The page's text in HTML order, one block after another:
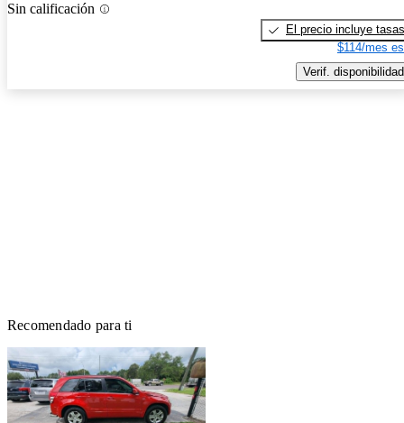
Sin calificación
El precio incluye tasas
$114/mes
Verif. disponibilidad
Recomendado para ti